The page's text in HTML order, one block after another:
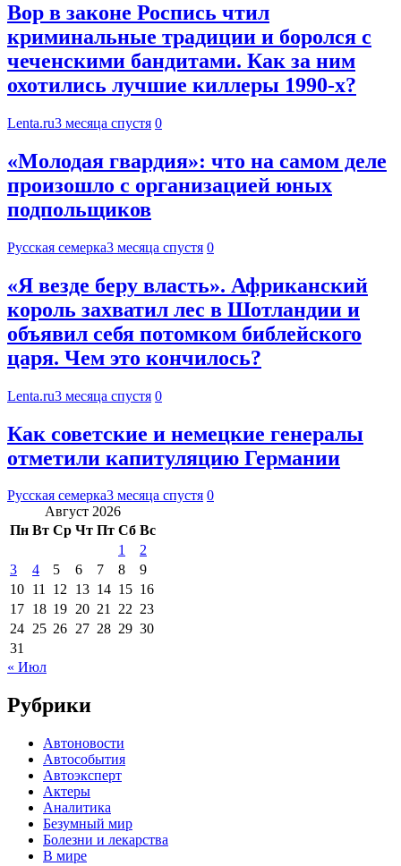
Вор в законе Роспись чтил
криминальные традиции и боролся с
чеченскими бандитами. Как за ним
охотились лучшие киллеры 1990-х?
Lenta.ru3 месяца спустя 0
«Молодая гвардия»: что на самом деле
произошло с организацией юных
подпольщиков
Русская семерка3 месяца спустя 0
«Я везде беру власть». Африканский
король захватил лес в Шотландии и
объявил себя потомком библейского
царя. Чем это кончилось?
Lenta.ru3 месяца спустя 0
Как советские и немецкие генералы
отметили капитуляцию Германии
Русская семерка3 месяца спустя 0
Август 2026
Пн Вт Ср Чт Пт Сб Вс
1
2
3
4 5 6 7 8
9
10 11 12 13 14 15 16
17 18 19 20 21 22 23
24 25 26 27 28 29 30
31
« Июл
Рубрики
Автоновости
Автособытия
Автоэксперт
Актеры
Аналитика
Безумный мир
Болезни и лекарства
В мире